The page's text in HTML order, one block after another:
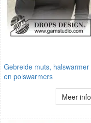
Gebreide muts, halswarmer
en polswarmers
Meer info